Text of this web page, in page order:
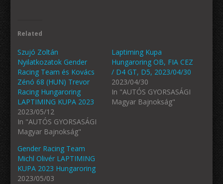
Related
Szujó Zoltán
Nyilatkozatok Gender
Racing Team és Kovács
Zénó 68 (HUN) Trevor
Racing Hungaroring
LAPTIMING KUPA 2023
2023/05/12
In "AUTÓS GYORSASÁGI
Magyar Bajnokság"
Laptiming Kupa
Hungaroring OB, FIA CEZ
/ D4 GT, D5, 2023/04/30
2023/04/30
In "AUTÓS GYORSASÁGI
Magyar Bajnokság"
Gender Racing Team
Michl Olivér LAPTIMING
KUPA 2023 Hungaroring
2023/05/03